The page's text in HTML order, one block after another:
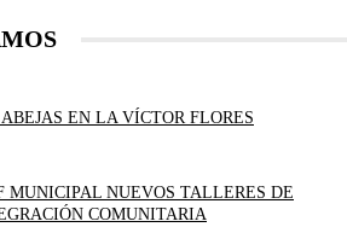
EN LA VÍCTOR FLORES
MUNICIPAL NUEVOS TALLERES DE
COMUNITARIA